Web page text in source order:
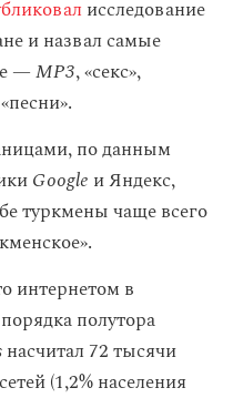
исследование
и назвал самые
—MP3, «секс»,
по данным
Google и Яндекс,
туркмены чаще всего
интернетом в
полутора
насчитал 72 тысячи
(1,2% населения